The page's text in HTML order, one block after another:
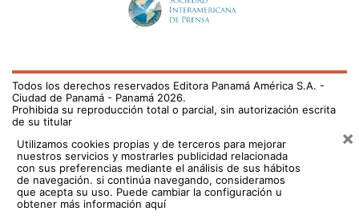
Todos los derechos reservados Editora Panamá América S.A. -
Ciudad de Panamá - Panamá 2026.
Prohibida su reproducción total o parcial, sin autorización escrita
de su titular
Utilizamos cookies propias y de terceros para mejorar
nuestros servicios y mostrarles publicidad relacionada
con sus preferencias mediante el análisis de sus hábitos
de navegación. si continúa navegando, consideramos
que acepta su uso. Puede cambiar la configuración u
obtener más información aquí
×